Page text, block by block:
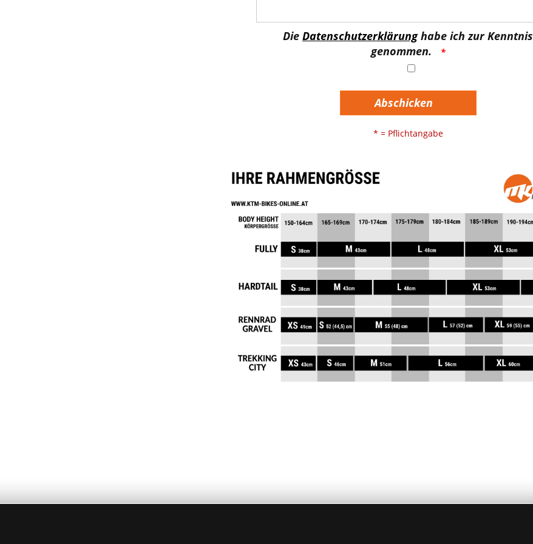
Die Datenschutzerklärunghabe ich zur Kenntnis
genommen.
Abschicken
* = Pflichtangabe